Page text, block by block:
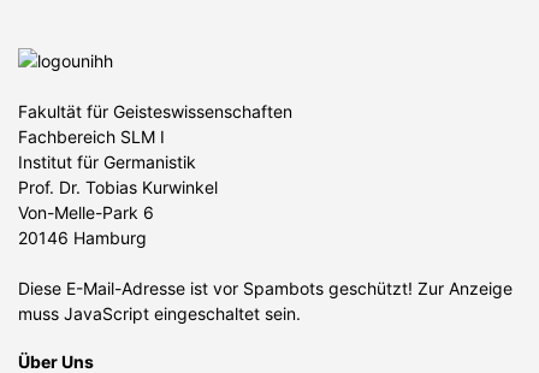
Fakultät für Geisteswissenschaften
Fachbereich SLM I
Institut für Germanistik
Prof. Dr. Tobias Kurwinkel
Von-Melle-Park 6
20146 Hamburg
Diese E-Mail-Adresse ist vor Spambots geschützt! Zur Anzeige
muss JavaScript eingeschaltet sein.
Über Uns